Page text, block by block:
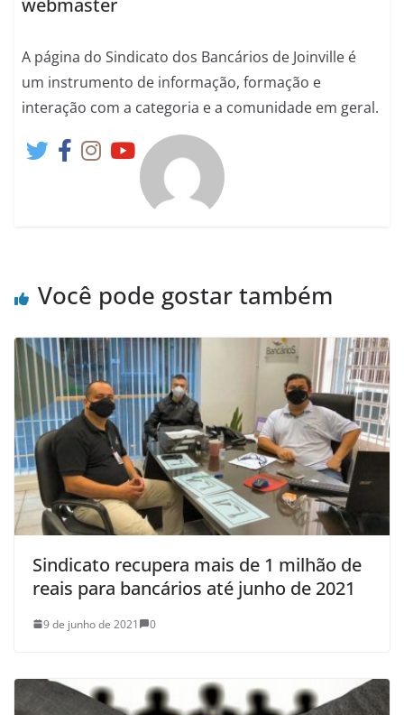
A página do Sindicato dos Bancários de Joinville é
um instrumento de informação, formação e
interação com a categoria e a comunidade em geral.
Você pode gostar também
Sindicato recupera mais de 1 milhão de
reais para bancários até junho de 2021
9 de junho de 2021 0